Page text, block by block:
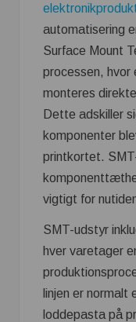
automatisering
Surface Mount
processen, hvor
monteres
Dette adskiller
komponenter
printkortet.
vigtigt for
SMT-udstyr
hver varetager
linjen er normalt
loddepasta på